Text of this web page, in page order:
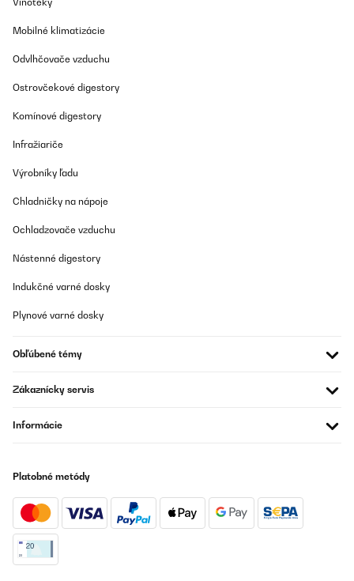
muy rápido, me dieron un rango de fechas y el primer día, ya lo
tamaño más pequeño de 80x45, para colocarlo en un baño
y es de bajo consumo. Justo lo que buscaba, estoy encantada.
Mobilné klimatizácie
Odvlhčovače vzduchu
Ostrovčekové digestory
Komínové digestory
Infražiariče
Výrobníky ľadu
Chladničky na nápoje
Ochladzovače vzduchu
Nástenné digestory
Indukčné varné dosky
Plynové varné dosky
Obľúbené témy
Zákaznícky servis
Informácie
Platobné metódy